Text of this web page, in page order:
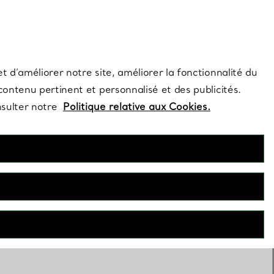
FILTRES
d’améliorer notre site, améliorer la fonctionnalité du
pertinent et personnalisé et des publicités.
notre Politique relative aux Cookies.